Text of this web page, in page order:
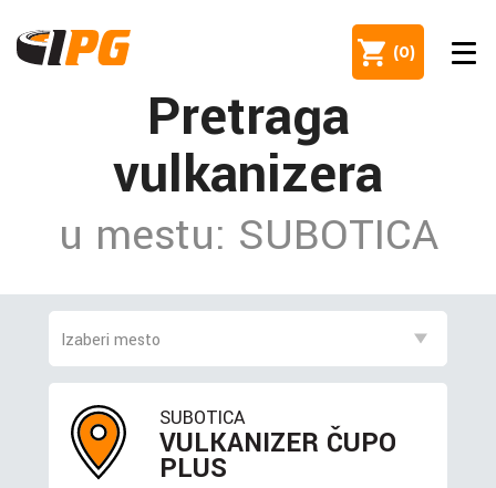
(0)
Pretraga
vulkanizera
u mestu: SUBOTICA
SUBOTICA
VULKANIZER ČUPO
PLUS